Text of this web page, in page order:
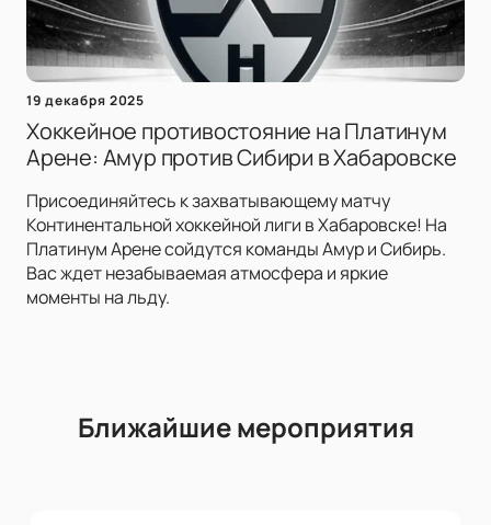
19 декабря 2025
Хоккейное противостояние на Платинум
Арене: Амур против Сибири в Хабаровске
Присоединяйтесь к захватывающему матчу
Континентальной хоккейной лиги в Хабаровске! На
Платинум Арене сойдутся команды Амур и Сибирь.
Вас ждет незабываемая атмосфера и яркие
моменты на льду.
Ближайшие мероприятия